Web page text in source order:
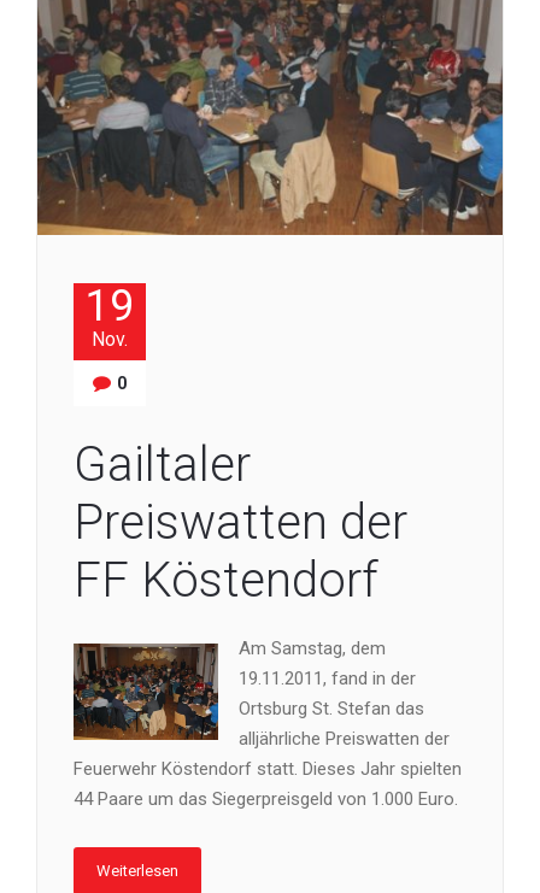
19
Nov.
0
Gailtaler
Preiswatten der
FF Köstendorf
Am Samstag, dem
19.11.2011, fand in der
Ortsburg St. Stefan das
alljährliche Preiswatten der
Feuerwehr Köstendorf statt. Dieses Jahr spielten
44 Paare um das Siegerpreisgeld von 1.000 Euro.
Weiterlesen